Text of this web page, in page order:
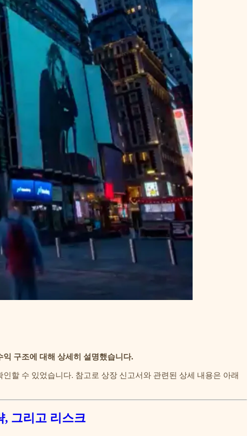
익 구조에 대해 상세히 설명했습니다.
할 수 있었습니다. 참고로 상장 신고서와 관련된 상세 내용은 아래
, 그리고 리스크